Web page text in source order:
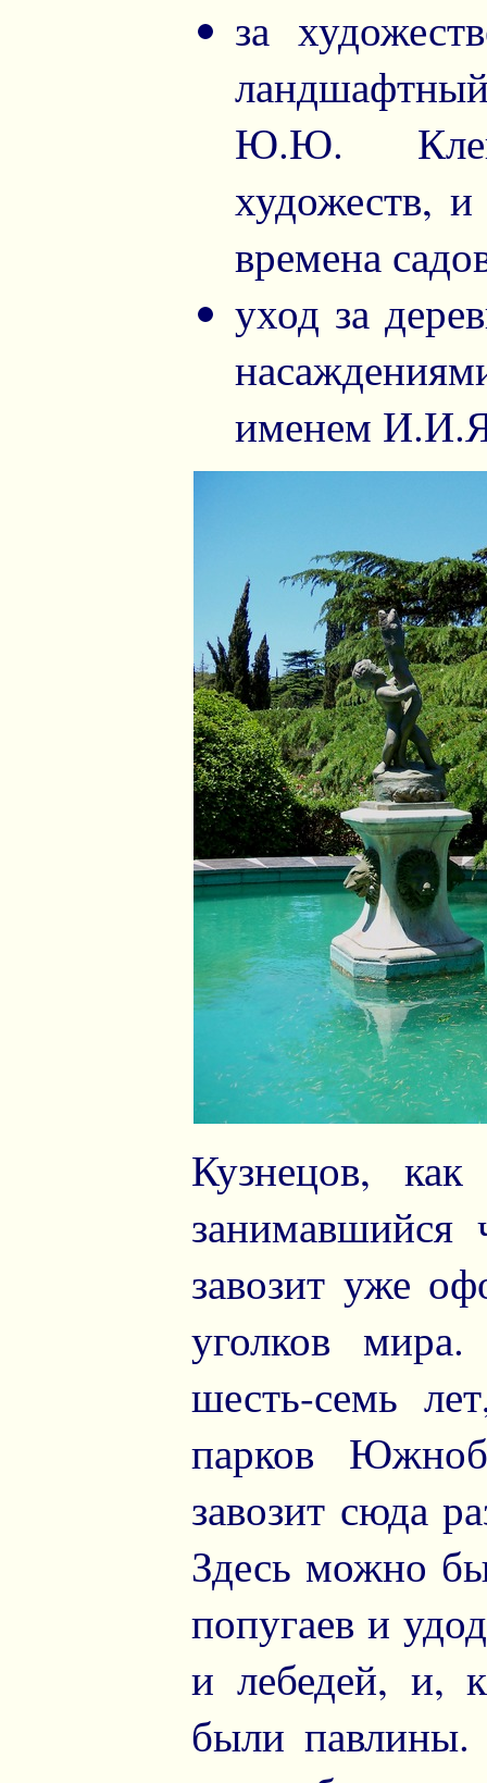
за
Ю.Ю.
художеств,
времена
уход за
именем
Кузнецов,
завозит уже
уголков
шесть-семь
парков
завозит сюда
Здесь можно
попугаев и
и лебедей, и,
были павлины.